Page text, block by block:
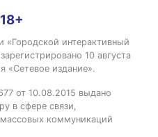
18+
интерактивный
10 августа
«Сетевое издание».
от 10.08.2015 выдано
в сфере связи,
коммуникаций